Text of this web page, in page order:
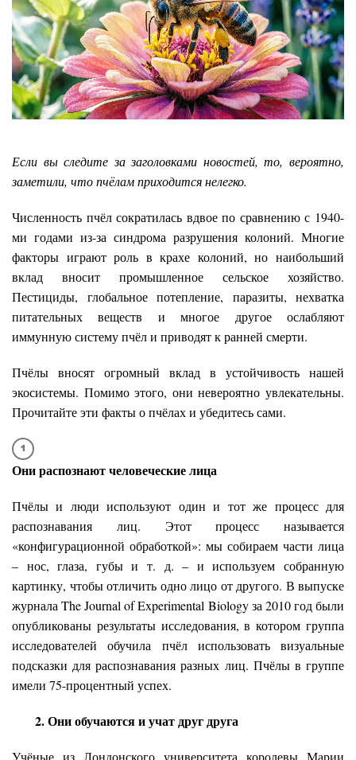
Если вы следите за заголовками новостей, то, вероятно,
заметили, что пчёлам приходится нелегко.
Численность пчёл сократилась вдвое по сравнению с 1940-
ми годами из-за синдрома разрушения колоний. Многие
факторы играют роль в крахе колоний, но наибольший
вклад вносит промышленное сельское хозяйство.
Пестициды, глобальное потепление, паразиты, нехватка
питательных веществ и многое другое ослабляют
иммунную систему пчёл и приводят к ранней смерти.
Пчёлы вносят огромный вклад в устойчивость нашей
экосистемы. Помимо этого, они невероятно увлекательны.
Прочитайте эти факты о пчёлах и убедитесь сами.
Они распознают человеческие лица
Пчёлы и люди используют один и тот же процесс для
распознавания лиц. Этот процесс называется
«конфигурационной обработкой»: мы собираем части лица
– нос, глаза, губы и т. д. – и используем собранную
картинку, чтобы отличить одно лицо от другого. В выпуске
журнала The Journal of Experimental Biology за 2010 год были
опубликованы результаты исследования, в котором группа
исследователей обучила пчёл использовать визуальные
подсказки для распознавания разных лиц. Пчёлы в группе
имели 75-процентный успех.
2. Они обучаются и учат друг друга
Учёные из Лондонского университета королевы Марии